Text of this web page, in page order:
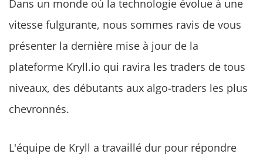
Dans un monde où la technologie évolue à une
vitesse fulgurante, nous sommes ravis de vous
présenter la dernière mise à jour de la
plateforme Kryll.io qui ravira les traders de tous
niveaux, des débutants aux algo-traders les plus
chevronnés.
L'équipe de Kryll a travaillé dur pour répondre